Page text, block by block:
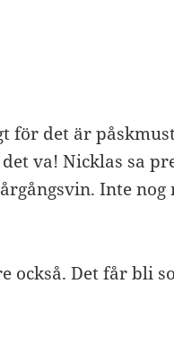
för det är
va! Nicklas sa
Inte nog
också. Det får bli